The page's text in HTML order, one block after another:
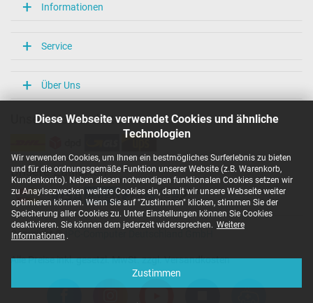
Diese Webseite verwendet Cookies und ähnliche
Technologien
Wir verwenden Cookies, um Ihnen ein bestmögliches Surferlebnis zu bieten
und für die ordnungsgemäße Funktion unserer Website (z.B. Warenkorb,
Kundenkonto). Neben diesen notwendigen funktionalen Cookies setzen wir
zu Anaylsezwecken weitere Cookies ein, damit wir unsere Webseite weiter
optimieren können. Wenn Sie auf "Zustimmen" klicken, stimmen Sie der
Speicherung aller Cookies zu. Unter Einstellungen können Sie Cookies
deaktivieren. Sie können dem jederzeit widersprechen. Weitere
Informationen .
Zustimmen
Informationen
Service
Über Uns
Unsere Versandarten
Unsere Zahlarten
Copyright ©
Alle Preise inkl. gesetzl. MwSt. zzgl. Versandkosten